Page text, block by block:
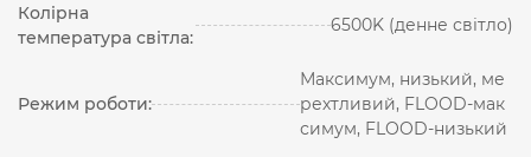
Колірна
температура світла:
6500K (денне світло)
Режим роботи:
Максимум, низький, ме
рехтливий, FLOOD-мак
симум, FLOOD-низький